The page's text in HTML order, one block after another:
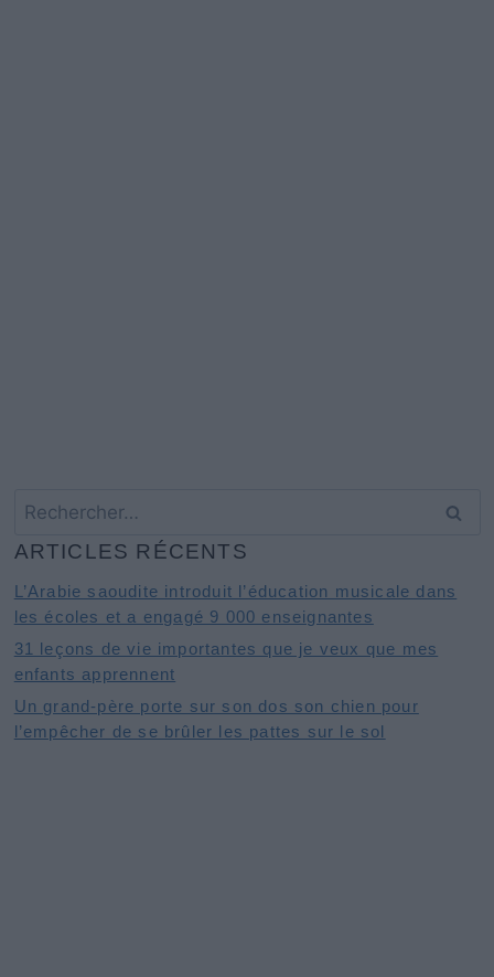
ARTICLES RÉCENTS
L’Arabie saoudite introduit l’éducation musicale dans
les écoles et a engagé 9 000 enseignantes
31 leçons de vie importantes que je veux que mes
enfants apprennent
Un grand-père porte sur son dos son chien pour
l’empêcher de se brûler les pattes sur le sol